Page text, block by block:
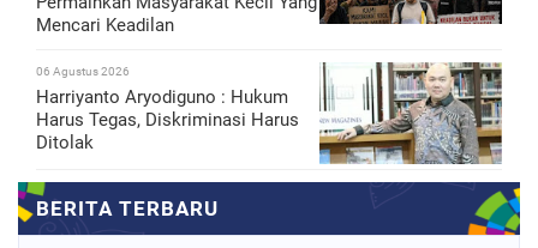
Mencari Keadilan
06 Agustus 2026
Harriyanto Aryodiguno : Hukum
Harus Tegas, Diskriminasi Harus
Ditolak